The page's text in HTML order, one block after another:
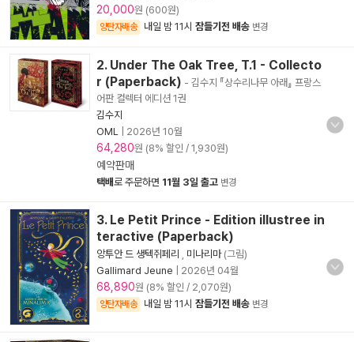
20,000원 (600원)
양탄자배송 내일 밤 11시 잠들기전 배송 변경
2. Under The Oak Tree, T.1 - Collecto
r (Paperback) - 김수지 『상수리나무 아래』 프랑스
어판 컬렉터 에디션 1권
김수지
OML
2026년 10월
64,280원 (8% 할인 / 1,930원)
예약판매
택배로 주문하면 11월 3일 출고 변경
3. Le Petit Prince - Edition illustree in
teractive (Paperback)
앙투안 드 생텍쥐페리 미나리마(그림)
Gallimard Jeune
2026년 04월
68,890원 (8% 할인 / 2,070원)
양탄자배송 내일 밤 11시 잠들기전 배송 변경